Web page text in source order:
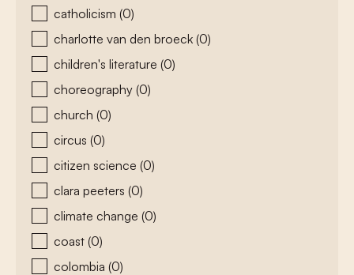
catholicism (0)
charlotte van den broeck (0)
children's literature (0)
choreography (0)
church (0)
circus (0)
citizen science (0)
clara peeters (0)
climate change (0)
coast (0)
colombia (0)